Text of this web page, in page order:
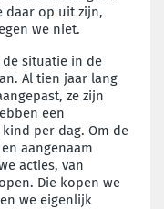
daar op uit zijn,
we niet.
situatie in de
Al tien jaar lang
ze zijn
een
per dag. Om de
aangenaam
acties, van
Die kopen we
we eigenlijk